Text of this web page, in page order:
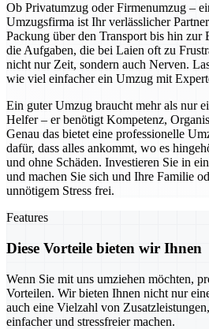
Ob Privatumzug oder Firmenumzug –
Umzugsfirma ist Ihr verlässlicher
Packung über den Transport bis hin zur
die Aufgaben, die bei Laien oft zu
nicht nur Zeit, sondern auch Nerven.
wie viel einfacher ein Umzug mit
Ein guter Umzug braucht mehr als nur
Helfer – er benötigt Kompetenz,
Genau das bietet eine professionelle
dafür, dass alles ankommt, wo es
und ohne Schäden. Investieren Sie in
und machen Sie sich und Ihre Familie
unnötigem Stress frei.
Features
Diese Vorteile bieten wir Ihnen
Wenn Sie mit uns umziehen möchten,
Vorteilen. Wir bieten Ihnen nicht nur
auch eine Vielzahl von
einfacher und stressfreier machen.